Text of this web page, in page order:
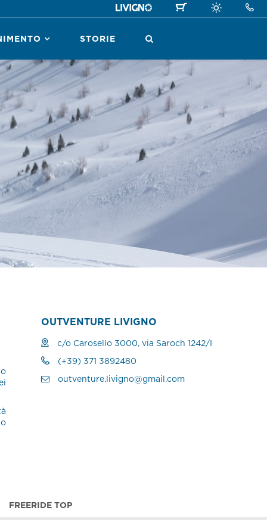
STORIE
OUTVENTURE LIVIGNO
c/o Carosello 3000, via Saroch 1242/I
(+39) 371 3892480
outventure.livigno@gmail.com
FREERIDE TOP